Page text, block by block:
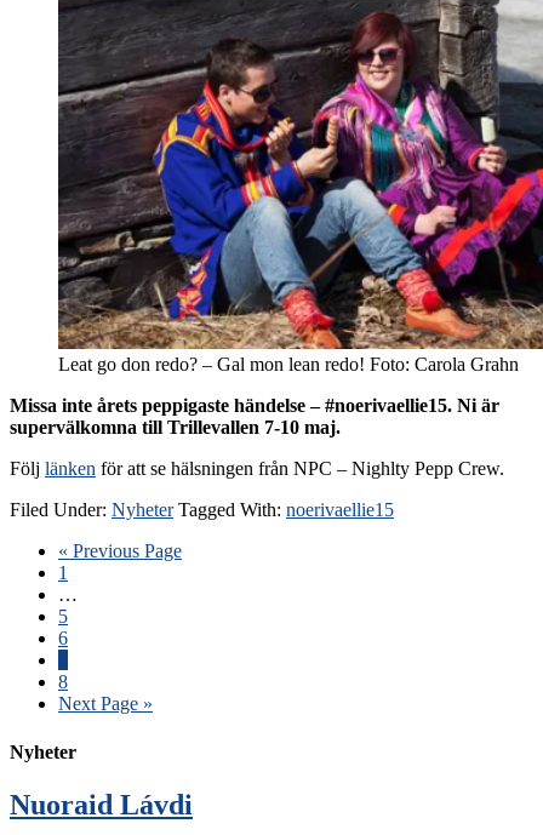
Leat go don redo? – Gal mon lean redo! Foto: Carola Grahn
Missa inte årets peppigaste händelse – #noerivaellie15. Ni är
supervälkomna till Trillevallen 7-10 maj.
Följ länken för att se hälsningen från NPC – Nighlty Pepp Crew.
Filed Under: Nyheter Tagged With: noerivaellie15
« Previous Page
1
…
5
6
8
Next Page »
Nyheter
Nuoraid Lávdi